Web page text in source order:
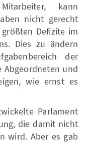
kann
nicht gerecht
Defizite im
Dies zu ändern
der
Abgeordneten und
wie ernst es
Parlament
die damit nicht
wird. Aber es gab